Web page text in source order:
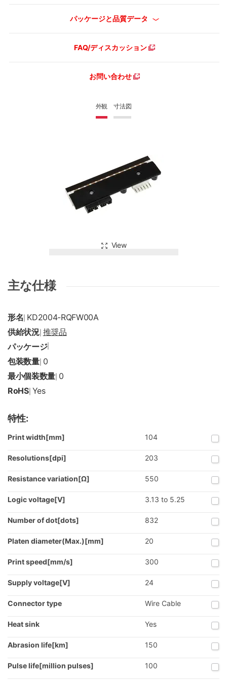
外観 寸法図
View
パッケージと品質データ
FAQ/ディスカッション
お問い合わせ
主な仕様
形名 KD2004-RQFW00A
供給状況| 推奨品
パッケージ|
包装数量| 0
最小個装数量 0
RoHS| Yes
特性:
Print width[mm] 104
Resolutions[dpi] 203
Resistance variation[Ω] 550
Logic voltage[V] 3.13 to 5.25
Number of dot[dots] 832
Platen diameter(Max.)[mm] 20
Print speed[mm/s] 300
Supply voltage[V] 24
Connector type Wire Cable
Heat sink Yes
Abrasion life[km] 150
Pulse life[million pulses] 100